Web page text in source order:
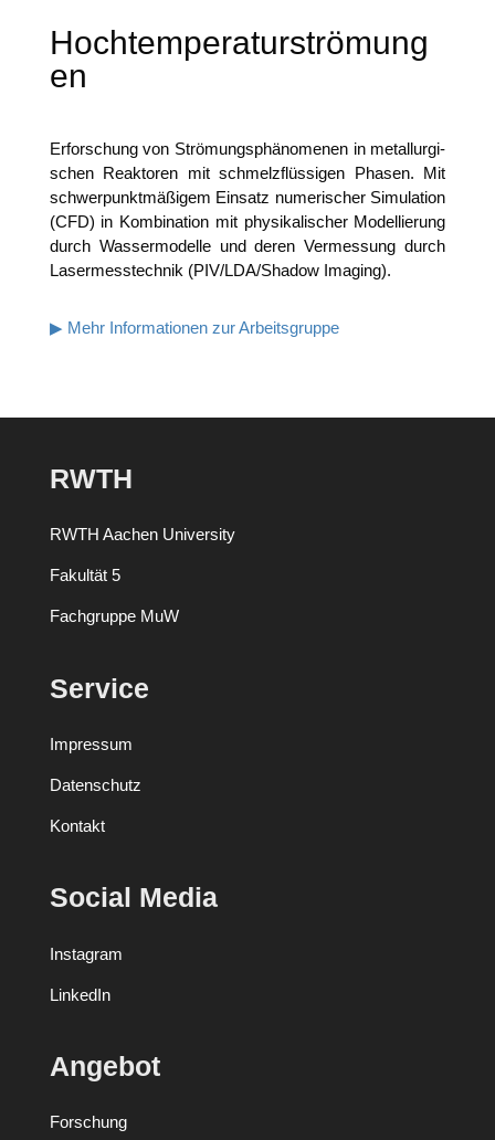
Hochtemperaturströmung
en
Erfor­schung von Strö­mungs­phä­no­me­nen in metall­ur­gi­
schen Reak­to­ren mit schmelz­flüs­si­gen Pha­sen. Mit
schwer­punkt­mä­ßi­gem Ein­satz nume­ri­scher Simu­la­ti­on
(CFD) in Kom­bi­na­ti­on mit phy­si­ka­li­scher Model­lie­rung
durch Was­ser­mo­del­le und deren Ver­mes­sung durch
Laser­mess­tech­nik (PIV/LDA/Shadow Imaging).
▶ Mehr Infor­ma­tio­nen zur Arbeitsgruppe
RWTH
RWTH Aachen University
Fakultät 5
Fachgruppe MuW
Service
Impressum
Datenschutz
Kontakt
Social Media
Instagram
LinkedIn
Angebot
Forschung